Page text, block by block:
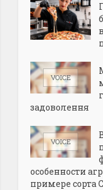
задоволення
особенности
примере сорта